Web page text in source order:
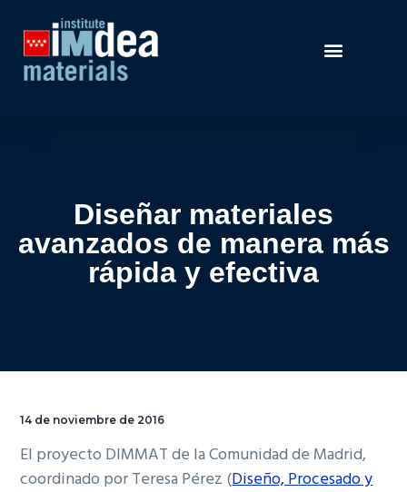
Diseñar materiales
avanzados de manera más
rápida y efectiva
14 de noviembre de 2016
El proyecto DIMMAT de la Comunidad de Madrid,
coordinado por Teresa Pérez (Diseño, Procesado y